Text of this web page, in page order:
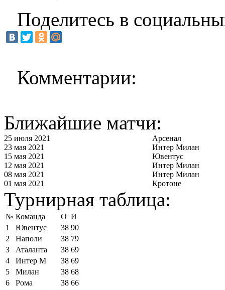
Поделитесь в
Комментарии:
Ближайшие матчи:
25 июля 2021
Арсенал
23 мая 2021
Интер Милан
15 мая 2021
Ювентус
12 мая 2021
Интер Милан
08 мая 2021
Интер Милан
01 мая 2021
Кротоне
Турнирная таблица:
№ Команда О И
1
Ювентус 38 90
2
Наполи 38 79
3
Аталанта 38 69
4
Интер М 38 69
5
Милан 38 68
6
Рома 38 66